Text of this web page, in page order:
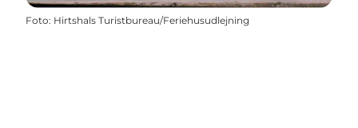
Foto: Hirtshals Turistbureau/Feriehusudlejning